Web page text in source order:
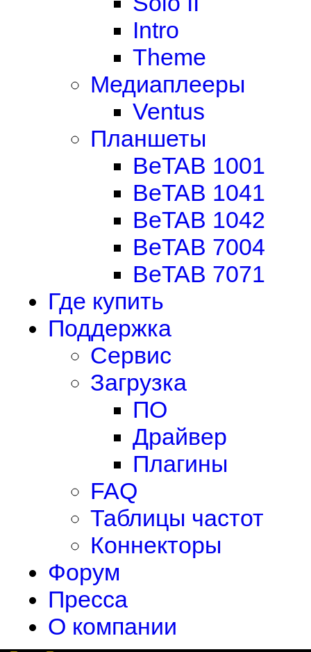
Intro
Theme
Медиаплееры
Ventus
Планшеты
BeTAB 1001
BeTAB 1041
BeTAB 1042
BeTAB 7004
BeTAB 7071
Где купить
Поддержка
Сервис
Загрузка
ПО
Драйвер
Плагины
FAQ
Таблицы частот
Коннекторы
Форум
Пресса
О компании